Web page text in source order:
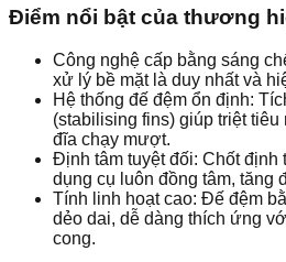
Điểm nổi bật của thương
Công nghệ cấp bằng sáng
xử lý bề mặt là duy nhất và
Hệ thống đế đệm ổn định:
(stabilising fins) giúp triệt
đĩa chạy mượt.
Định tâm tuyệt đối: Chốt định
dụng cụ luôn đồng tâm, tăng
Tính linh hoạt cao: Đế đệm
dẻo dai, dễ dàng thích ứng
cong.